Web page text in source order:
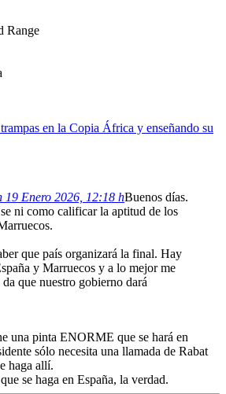
Range
en la Copia África y enseñando su
19 Enero 2026, 12:18 hBuenos días.
ni como calificar la aptitud de los
que país organizará la final. Hay
y Marruecos y a lo mejor me
que nuestro gobierno dará
una pinta ENORME que se hará en
sólo necesita una llamada de Rabat
haga allí.
se haga en España, la verdad.